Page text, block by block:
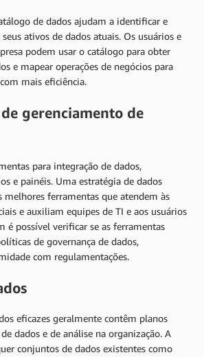
de dados ajudam a identificar e
ativos de dados atuais. Os usuários e
podem usar o catálogo para obter
e mapear operações de negócios para
mais eficiência.
gerenciamento de
para integração de dados,
e painéis. Uma estratégia de dados
melhores ferramentas que atendem às
e auxiliam equipes de TI e aos usuários
é possível verificar se as ferramentas
de governança de dados,
com regulamentações.
eficazes geralmente contêm planos
dados e de análise na organização. A
conjuntos de dados existentes como